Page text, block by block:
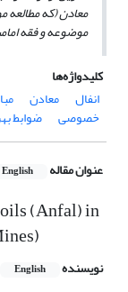
معادن (که مطالعه
موضوعه و فقه
کلیدواژه‌ها
انفال
معادن
خصوصی ضوابط
عنوان مقاله English
(Anfal) in
نویسنده English